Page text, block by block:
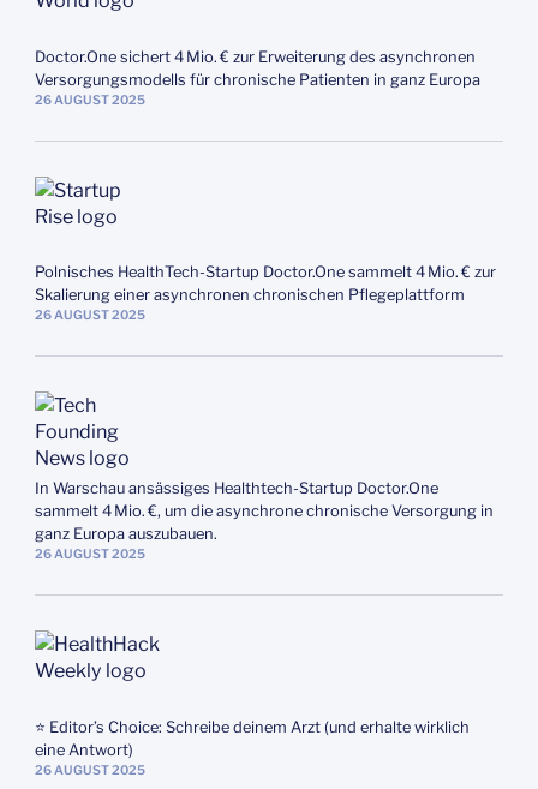
Doctor.One sichert 4 Mio. € zur Erweiterung des asynchronen
Versorgungsmodells für chronische Patienten in ganz Europa
26AUGUST2025
Polnisches HealthTech-Startup Doctor.One sammelt 4 Mio. € zur
Skalierung einer asynchronen chronischen Pflegeplattform
26AUGUST2025
In Warschau ansässiges Healthtech-Startup Doctor.One
sammelt 4 Mio. €, um die asynchrone chronische Versorgung in
ganz Europa auszubauen.
26AUGUST2025
⭐️ Editor’s Choice: Schreibe deinem Arzt (und erhalte wirklich
eine Antwort)
26AUGUST2025